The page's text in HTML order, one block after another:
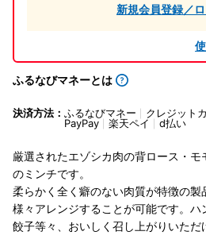
新規会員登録／
ふるなびマネーとは
決済方法： ふるなびマネー クレジット
PayPay
楽天ペイ d払い
厳選されたエゾシカ肉の背ロース・
のミンチです。
柔らかく全く癖のない肉質が特徴の
様々アレンジすることが可能です。ハ
餃子等々、おいしく召し上がりいただ